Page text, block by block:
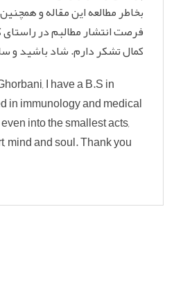
بخاطر مطالعه این مقاله و
فرصت انتشار مطالبم در
کمال تشکر دارم. شاد باشید و
I have a B.S in
in immunology and medical
into the smallest acts,
mind and soul. Thank you